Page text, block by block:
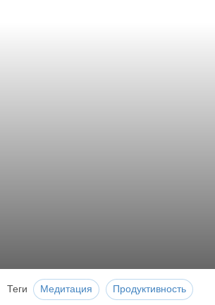
Теги Медитация Продуктивность